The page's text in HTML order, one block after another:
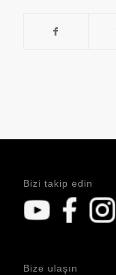
Bizi takip edin
Bize ulaşın